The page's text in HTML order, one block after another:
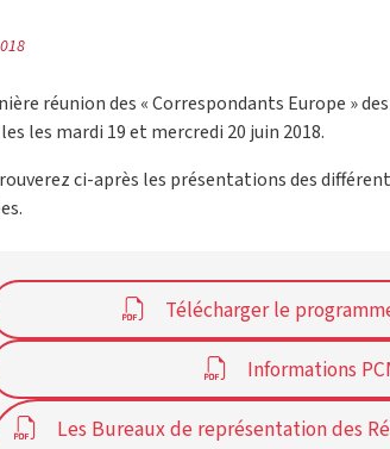
réunion des « Correspondants Europe »
les mardi 19 et mercredi 20 juin 2018.
ci-après les présentations des
Télécharger le
Informations
Les Bureaux de représentation des